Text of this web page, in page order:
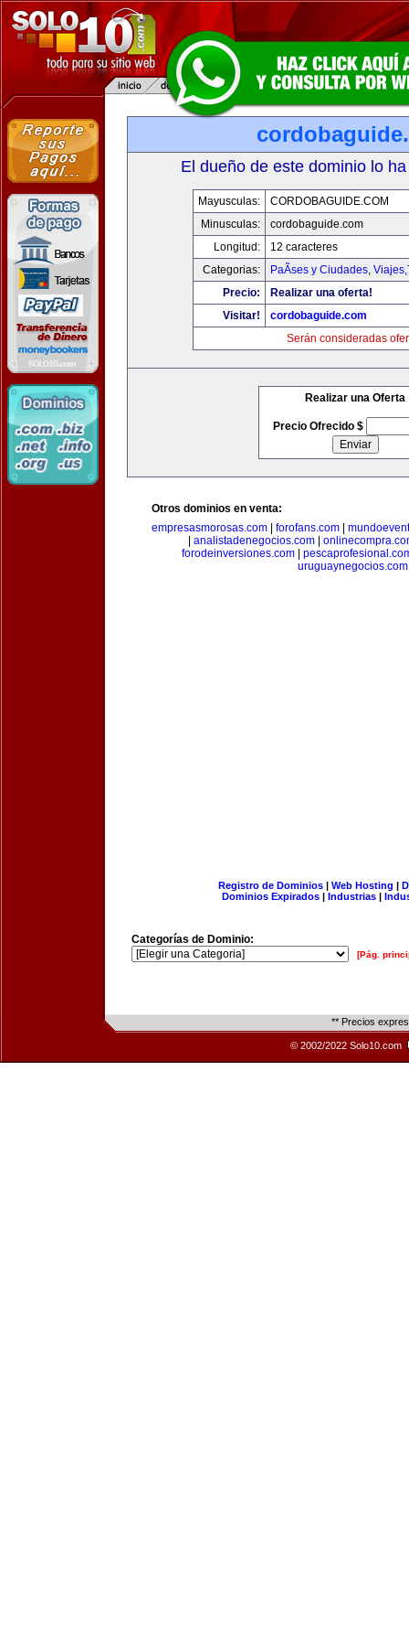
El dueño de este dominio lo
Mayusculas:
CORDOBAGUIDE.COM
Minusculas:
cordobaguide.com
Longitud:
12 caracteres
Categorias:
PaÃ­ses y Ciudades,
Precio:
Realizar una oferta!
Visitar!
cordobaguide.com
Serán consideradas
Realizar una Oferta
Precio Ofrecido $
Otros dominios en venta:
empresasmorosas.com
forofans.com
analistadenegocios.com
forodeinversiones.com
uruguaynegocios.com
Registro de Dominios| Web Hosting |
Dominios Expirados | Industrias |
Categorías de Dominio:
[Pág.
** Precios
© 2002/2022 Solo10.com